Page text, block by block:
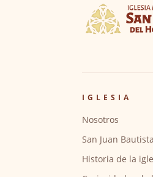
IGLESIA
Nosotros
San Juan Bautista
Historia de la